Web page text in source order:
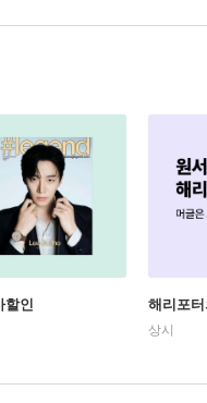
할인 해리포
상시